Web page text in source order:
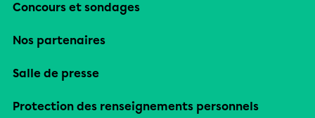
Concours et sondages
Nos partenaires
Salle de presse
Protection des renseignements personnels